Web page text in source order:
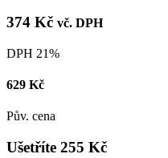
374 Kč vč. DPH
DPH 21%
629 Kč
Pův. cena
Ušetříte 255 Kč